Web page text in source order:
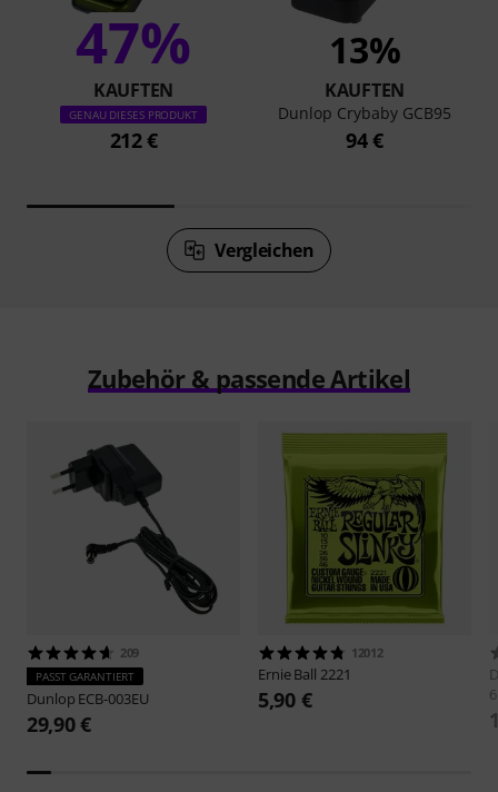
47%
KAUFTEN
GENAU DIESES PRODUKT
212 €
13%
KAUFTEN
Dunlop Crybaby GCB95
94 €
Vergleichen
Zubehör & passende Artikel
209
PASST GARANTIERT
Dunlop ECB-003EU
29,90 €
12012
Ernie Ball 2221
5,90 €